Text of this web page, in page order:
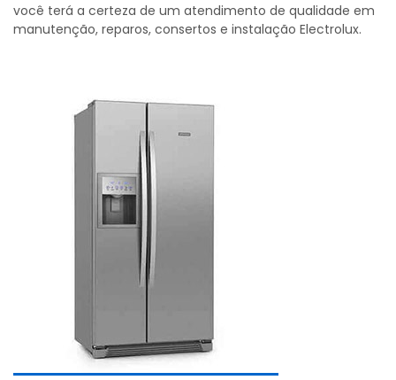
você terá a certeza de um atendimento de qualidade em
manutenção, reparos, consertos e instalação Electrolux.